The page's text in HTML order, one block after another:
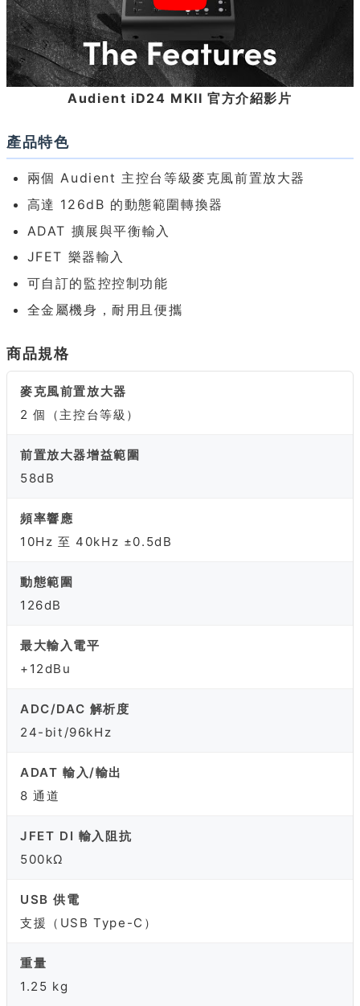
Audient iD24 MKII 官方介紹影片
產品特色
兩個 Audient 主控台等級麥克風前置放大器
高達 126dB 的動態範圍轉換器
ADAT 擴展與平衡輸入
JFET 樂器輸入
可自訂的監控控制功能
全金屬機身，耐用且便攜
商品規格
麥克風前置放大器
2 個（主控台等級）
前置放大器增益範圍
58dB
頻率響應
10Hz 至 40kHz ±0.5dB
動態範圍
126dB
最大輸入電平
+12dBu
ADC/DAC 解析度
24-bit/96kHz
ADAT 輸入/輸出
8 通道
JFET DI 輸入阻抗
500kΩ
USB 供電
支援（USB Type-C）
重量
1.25 kg